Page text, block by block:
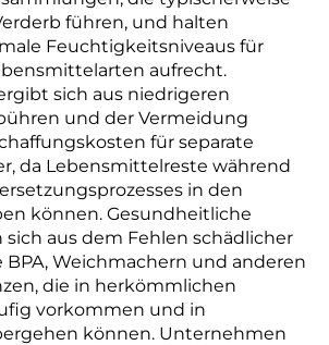
führen, und halten
Feuchtigkeitsniveaus für
aufrecht.
sich aus niedrigeren
und der Vermeidung
für separate
da Lebensmittelreste während
in den
können. Gesundheitliche
sich aus dem Fehlen schädlicher
Weichmachern und anderen
die in herkömmlichen
vorkommen und in
können. Unternehmen